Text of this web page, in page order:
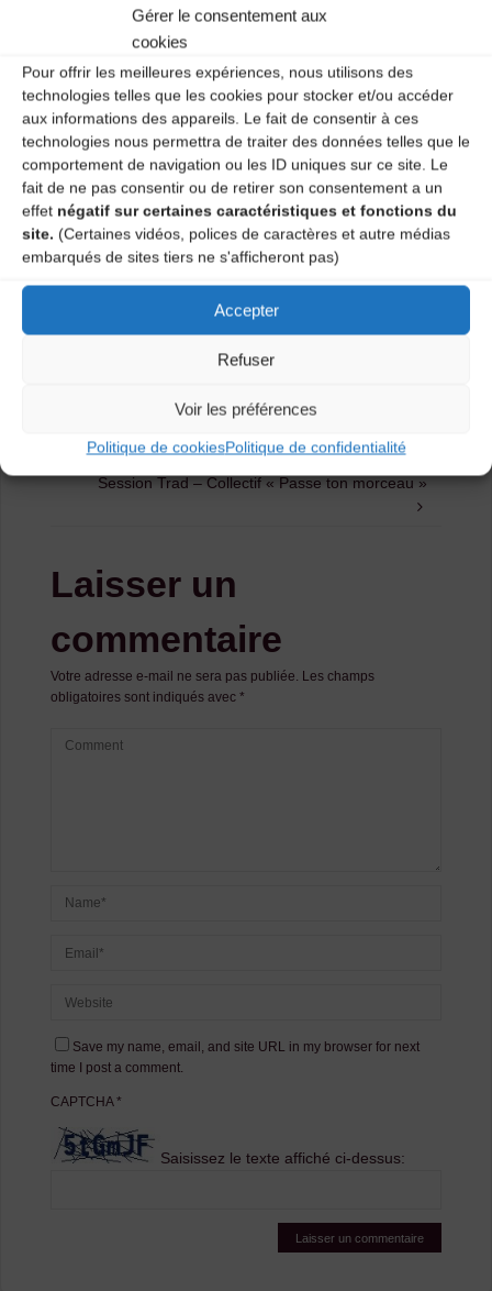
Gérer le consentement aux
cookies
Pour offrir les meilleures expériences, nous utilisons des
technologies telles que les cookies pour stocker et/ou accéder
aux informations des appareils. Le fait de consentir à ces
technologies nous permettra de traiter des données telles que le
comportement de navigation ou les ID uniques sur ce site. Le
fait de ne pas consentir ou de retirer son consentement a un
effet négatif sur certaines caractéristiques et fonctions du
site. (Certaines vidéos, polices de caractères et autre médias
embarqués de sites tiers ne s'afficheront pas)
Accepter
Refuser
Voir les préférences
Politique de cookiesPolitique de confidentialité
Les répétitions sont ouvertes à tous (environ 2 ans de
pratique de son instrument), elles ont lieu à Monistrol
sur Loire dans les locaux de la maison des associations,
place Maréchal Devaux.
Cotisation annuelle: 9 € (carte adhérent à l’EIMD).
Plus d’informations : Jacques 0672999775 ou contact
mail :bcs5@free.fr
Catégories
Agenda
Session Trad – Collectif « Passe ton
morceau »
Session Trad – Collectif « Passe ton morceau »
Laisser un
commentaire
Votre adresse e-mail ne sera pas publiée. Les champs
obligatoires sont indiqués avec *
Save my name, email, and site URL in my browser for next
time I post a comment.
CAPTCHA*
Saisissez le texte affiché ci-dessus: